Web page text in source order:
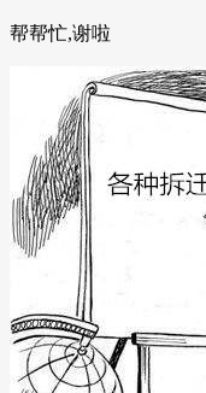
帮帮忙,谢啦